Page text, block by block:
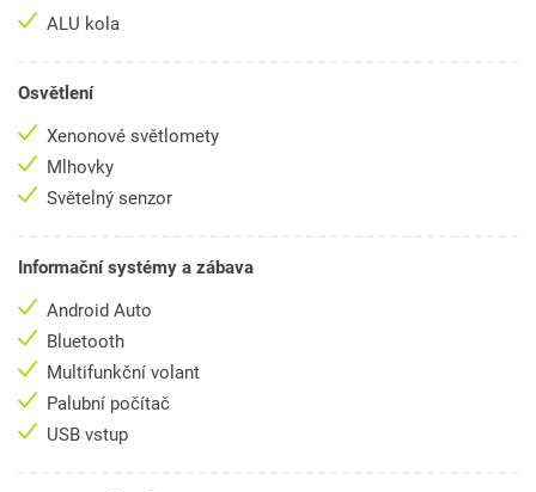
ALU kola
Osvětlení
Xenonové světlomety
Mlhovky
Světelný senzor
Informační systémy a zábava
Android Auto
Bluetooth
Multifunkční volant
Palubní počítač
USB vstup